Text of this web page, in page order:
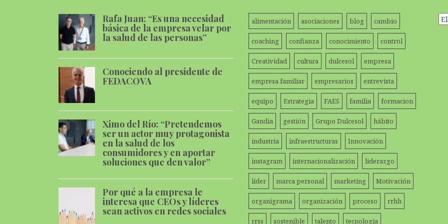
Rafa Juan: “Es una necesidad
básica de la empresa velar por
la salud de las personas”
Conociendo al presidente de
FEDACOVA
Ximo del Río: “Pretendemos
ser un actor muy protagonista
en la salud de los
consumidores y en aportar
soluciones que den valor”
Por qué a la empresa le
interesa que CEOs y líderes
sean activos en redes sociales
alimentación asociaciones blog cambio
coaching confianza conocimiento control
Creatividad cultura dulcesol empresa
empresa familiar empresarios entrevista
equipo Estrategia FAES familia formacion
Gandia gestión Grupo Dulcesol hábito
industria infraestructuras Innovación
instagram internacionalización liderazgo
líder marca personal marketing Motivación
organigrama organización proceso rrhh
rrss sostenible talento tecnología